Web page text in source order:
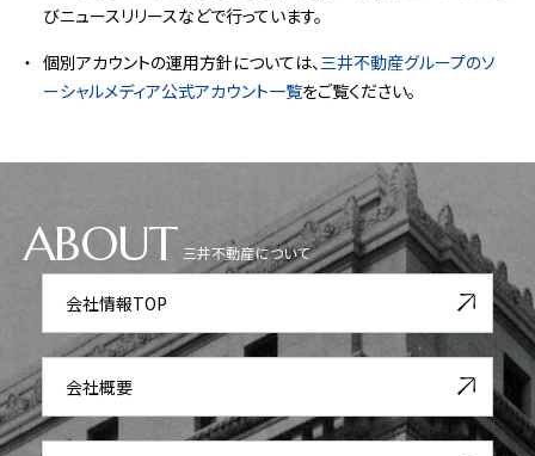
びニュースリリースなどで行っています。
個別アカウントの運用方針については、三井不動産グループのソ
ーシャルメディア公式アカウント一覧をご覧ください。
ABOUT 三井不動産について
会社情報TOP
会社概要